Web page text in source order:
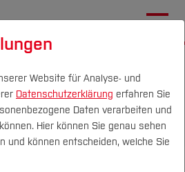
DE|EN Quicklinks
aufklappen
Website für Analyse- und
Datenschutzerklärung erfahren Sie
Daten verarbeiten und
Hier können Sie genau sehen
und können entscheiden, welche Sie